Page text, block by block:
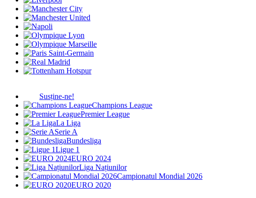
Susține-ne!
Champions League
Premier League
La Liga
Serie A
Bundesliga
Ligue 1
EURO 2024
Liga Națiunilor
Campionatul Mondial 2026
EURO 2020